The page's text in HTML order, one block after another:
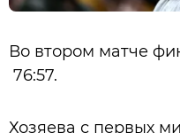
Во втором матче
76:57.
Хозяева с первых